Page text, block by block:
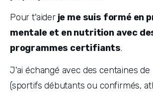
Pour t'aider je me suis formé en
mentale et en nutrition avec
programmes certifiants.
J'ai échangé avec des centaines
(sportifs débutants ou confirmés,